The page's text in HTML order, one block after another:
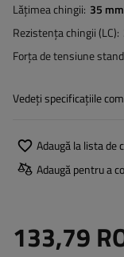
Lățimea chingii 35 mm
Rezistența chingii (LC)
Forța de tensiune
Vedeți specificațiile
Adaugă la lista de
Adaugă pentru a
133,79